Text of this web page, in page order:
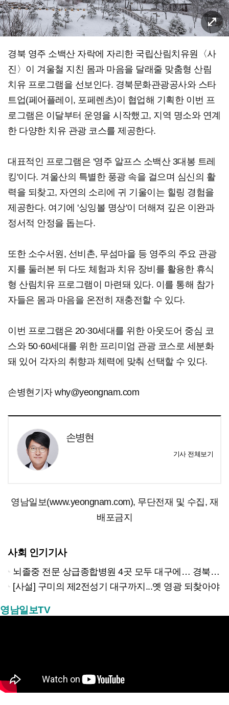
경북 영주 소백산 자락에 자리한 국립산림치유원〈사
진〉이 겨울철 지친 몸과 마음을 달래줄 맞춤형 산림
치유 프로그램을 선보인다. 경북문화관광공사와 스타
트업(페어플레이, 포페렌츠)이 협업해 기획한 이번 프
로그램은 이달부터 운영을 시작했고, 지역 명소와 연계
한 다양한 치유 관광 코스를 제공한다.
대표적인 프로그램은 '영주 알프스 소백산 3대봉 트레
킹'이다. 겨울산의 특별한 풍광 속을 걸으며 심신의 활
력을 되찾고, 자연의 소리에 귀 기울이는 힐링 경험을
제공한다. 여기에 '싱잉볼 명상'이 더해져 깊은 이완과
정서적 안정을 돕는다.
또한 소수서원, 선비촌, 무섬마을 등 영주의 주요 관광
지를 둘러본 뒤 다도 체험과 치유 장비를 활용한 휴식
형 산림치유 프로그램이 마련돼 있다. 이를 통해 참가
자들은 몸과 마음을 온전히 재충전할 수 있다.
이번 프로그램은 20·30세대를 위한 아웃도어 중심 코
스와 50·60세대를 위한 프리미엄 관광 코스로 세분화
돼 있어 각자의 취향과 체력에 맞춰 선택할 수 있다.
손병현기자 why@yeongnam.com
손병현
기사 전체보기
영남일보(www.yeongnam.com), 무단전재 및 수집, 재
배포금지
사회 인기기사
뇌졸중 전문 상급종합병원 4곳 모두 대구에… 경북은 골든타임 사각지대
[사설] 구미의 제2전성기 대구까지...옛 영광 되찾아야
영남일보TV